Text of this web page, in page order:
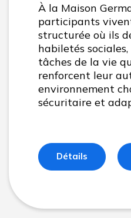
À la Maison
participants
structurée où ils
habiletés
tâches de la vie
renforcent leur
environnement
sécuritaire et
Détails